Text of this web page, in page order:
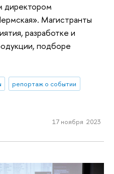
директором
Магистранты
разработке и
подборе
репортаж о событии
17 ноября 2023